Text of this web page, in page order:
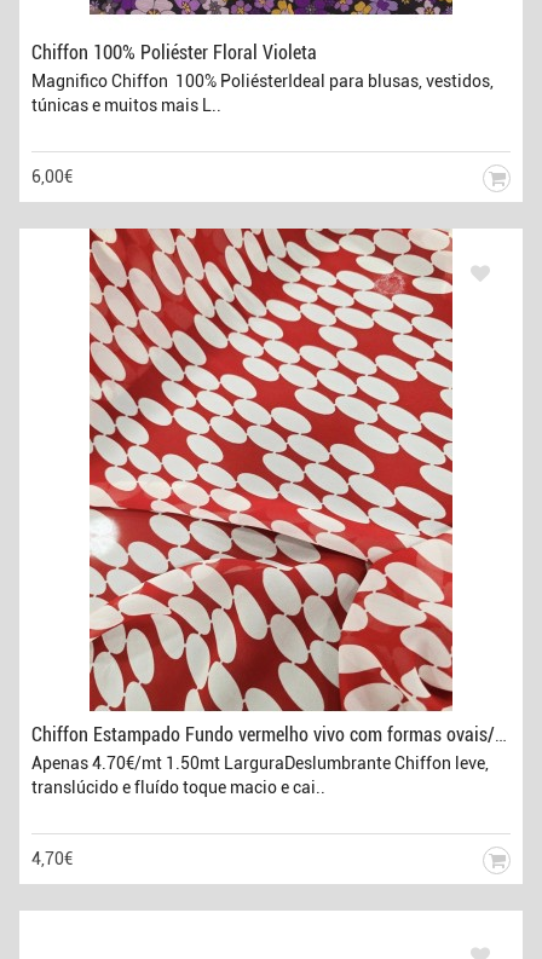
Chiffon 100% Poliéster Floral Violeta
Magnifico Chiffon 100% PoliésterIdeal para blusas, vestidos,
túnicas e muitos mais L..
6,00€
Chiffon Estampado Fundo vermelho vivo com formas ovais/brancas
Apenas 4.70€/mt 1.50mt LarguraDeslumbrante Chiffon leve,
translúcido e fluído toque macio e cai..
4,70€